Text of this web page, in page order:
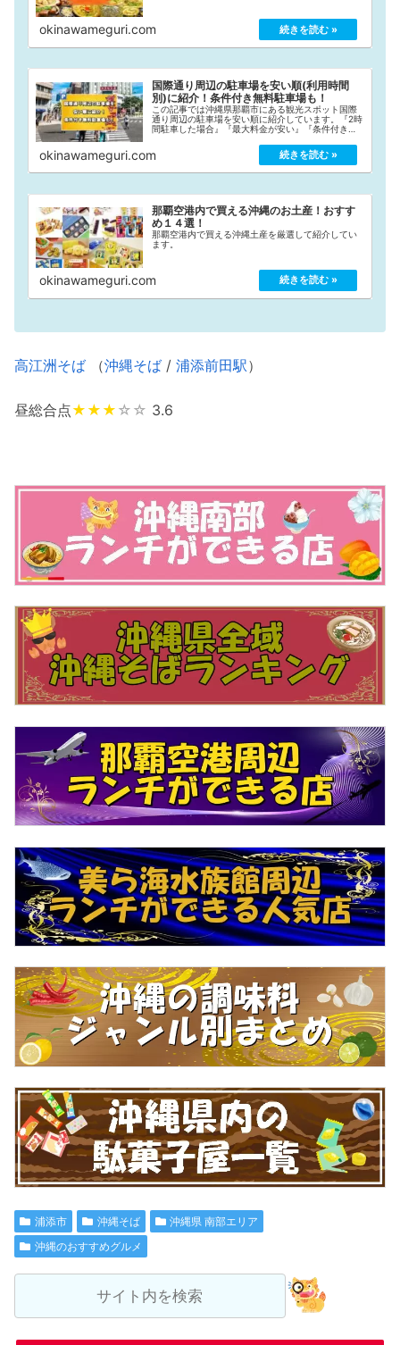
okinawameguri.com
国際通り周辺の駐車場を安い順(利用時間
別)に紹介！条件付き無料駐車場も！
この記事では沖縄県那覇市にある観光スポット国際
通り周辺の駐車場を安い順に紹介しています。『2時
間駐車した場合』『最大料金が安い』『条件付き無
で、国際通り観光の際にご活用ください！
okinawameguri.com
那覇空港内で買える沖縄のお土産！おすす
め１４選！
那覇空港内で買える沖縄土産を厳選して紹介してい
ます。
okinawameguri.com
高江洲そば （沖縄そば / 浦添前田駅）
昼総合点★★★ ☆☆ 3.6
浦添市 沖縄そば
沖縄県 南部エリア
沖縄のおすすめグルメ